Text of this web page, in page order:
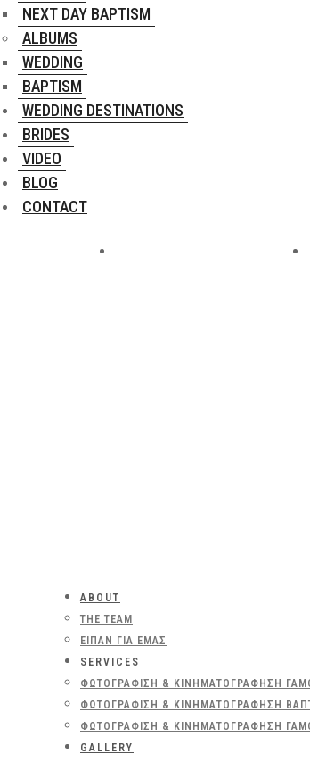
NEXT DAY BAPTISM
ALBUMS
WEDDING
BAPTISM
WEDDING DESTINATIONS
BRIDES
VIDEO
BLOG
CONTACT
ABOUT
THE TEAM
ΕΊΠΑΝ ΓΙΑ ΕΜΆΣ
SERVICES
ΦΩΤΟΓΡΆΦΙΣΗ & ΚΙΝΗΜΑΤΟΓΡΆΦΗΣΗ
ΦΩΤΟΓΡΆΦΙΣΗ & ΚΙΝΗΜΑΤΟΓΡΆΦΗΣΗ
ΦΩΤΟΓΡΆΦΙΣΗ & ΚΙΝΗΜΑΤΟΓΡΆΦΗΣΗ
GALLERY